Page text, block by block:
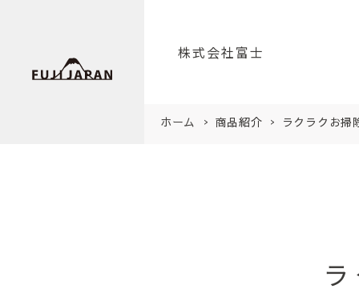
株式会社富士
ホーム 商品紹介 ラクラクお掃